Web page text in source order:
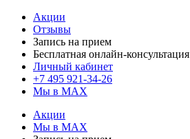
Акции
Отзывы
Запись на прием
Бесплатная онлайн-консультация
Личный кабинет
+7 495 921-34-26
Мы в MAX
Акции
Мы в MAX